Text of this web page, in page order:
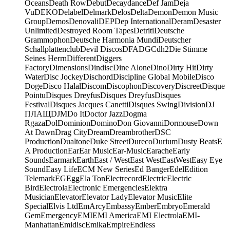
OceansDeath RowDebutDecaydanceDef JamDeja
VuDEKODelabelDelmarkDelosDeltaDemonDemon Music
GroupDemosDenovaliDEPDep InternationalDeramDesaster
UnlimitedDestroyed Room TapesDetritiDeutsche
GrammophonDeutsche Harmonia MundiDeutscher
SchallplattenclubDevil DiscosDFADGCdh2Die Stimme
Seines HerrnDifferentDiggers
FactoryDimensionsDindiscDine AloneDinoDirty HitDirty
WaterDisc JockeyDischordDiscipline Global MobileDisco
DogeDisco HalalDiscomDiscophonDiscoveryDiscreetDisque
PointuDisques DreyfusDisques DreyfusDisques
FestivalDisques Jacques CanettiDisques SwingDivisionDJ
ПЛАЩDJMDo ItDoctor JazzDogma
RgazaDolDominionDominoDon GiovanniDormouseDown
At DawnDrag CityDreamDreambrotherDSC
ProductionDualtoneDuke StreetDurecoDuriumDusty BeatsE
A ProductionEarEar MusicEar-MusicEaracheEarly
SoundsEarmarkEarthEast / WestEast WestEastWestEasy Eye
SoundEasy LifeECM New SeriesEd BangerEdelEdition
TelemarkEGEggEla TonElectrecordElectricElectric
BirdElectrolaElectronic EmergenciesElektra
MusicianElevatorElevator LadyElevator MusicElite
SpecialElvis LtdEmArcyEmbassyEmberEmbryoEmerald
GemEmergencyEMIEMI AmericaEMI ElectrolaEMI-
ManhattanEmidiscEmikaEmpireEndless